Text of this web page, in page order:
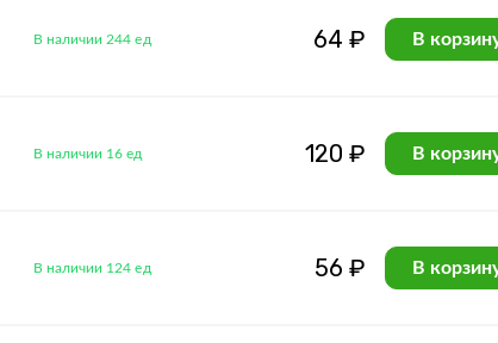
В наличии 244 ед 64 ₽ В
В наличии 16 ед 120 ₽ В
В наличии 124 ед 56 ₽ В